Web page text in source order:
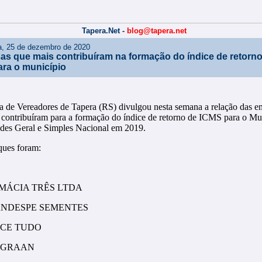
Tapera.Net - blog@tapera.net
25 de dezembro de 2020
que mais contribuíram na formação do índice de
o município
de Vereadores de Tapera (RS) divulgou nesta semana a relação das
para a formação do índice de retorno de ICMS para o
Geral e Simples Nacional em 2019.
foram:
TRÊS LTDA
SEMENTES
TUDO